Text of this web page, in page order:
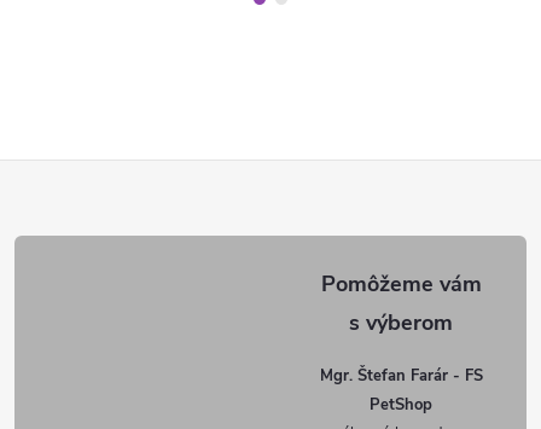
á
Mgr. Štefan Farár - FS
PetShop